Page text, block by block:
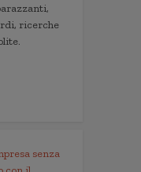
ricerche
senza